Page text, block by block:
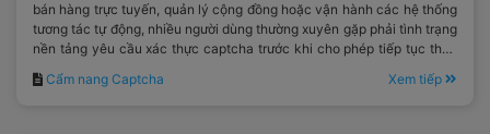
bán hàng trực tuyến, quản lý cộng đồng hoặc vận hành các hệ thống
tương tác tự động, nhiều người dùng thường xuyên gặp phải tình trạng
nền tảng yêu cầu xác thực captcha trước khi cho phép tiếp tục thực
hiện thao tác.
Cẩm nang Captcha Xem tiếp